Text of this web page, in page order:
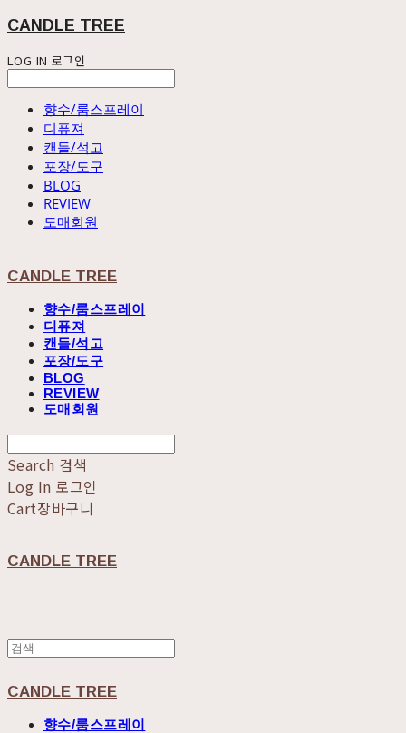
CANDLE TREE
LOG IN 로그인
향수/룸스프레이
디퓨져
캔들/석고
포장/도구
BLOG
REVIEW
도매회원
CANDLE TREE
향수/룸스프레이
디퓨져
캔들/석고
포장/도구
BLOG
REVIEW
도매회원
Search 검색
Log In 로그인
Cart장바구니
CANDLE TREE
CANDLE TREE
향수/룸스프레이